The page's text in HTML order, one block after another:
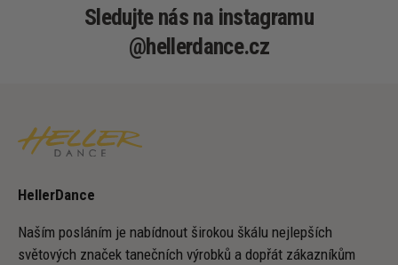
Sledujte nás na instagramu
@hellerdance.cz
HellerDance
Naším posláním je nabídnout širokou škálu nejlepších
světových značek tanečních výrobků a dopřát zákazníkům